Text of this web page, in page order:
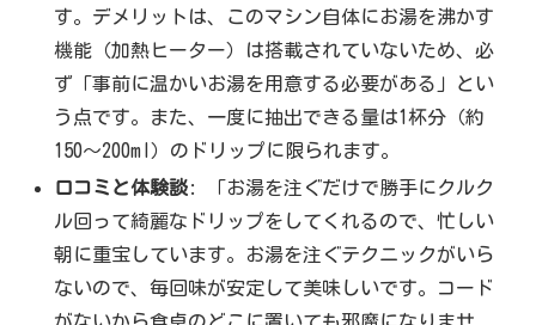
す。デメリットは、このマシン自体にお湯を沸かす
機能（加熱ヒーター）は搭載されていないため、必
ず「事前に温かいお湯を用意する必要がある」とい
う点です。また、一度に抽出できる量は1杯分（約
150〜200ml）のドリップに限られます。
口コミと体験談: 「お湯を注ぐだけで勝手にクルク
ル回って綺麗なドリップをしてくれるので、忙しい
朝に重宝しています。お湯を注ぐテクニックがいら
ないので、毎回味が安定して美味しいです。コード